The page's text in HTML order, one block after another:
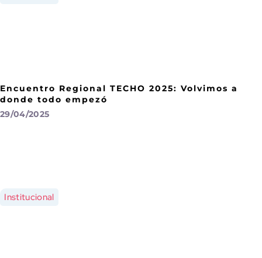
Encuentro Regional TECHO 2025: Volvimos a
donde todo empezó
29/04/2025
Institucional